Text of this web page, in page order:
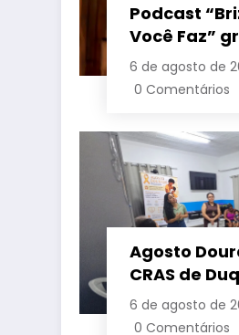
Podcast
Você Faz”
sexta-feira
com o
6 de agosto de
0 Comentários
Agosto
CRAS de
em apoio à
e à primeira
6 de agosto de
0 Comentários